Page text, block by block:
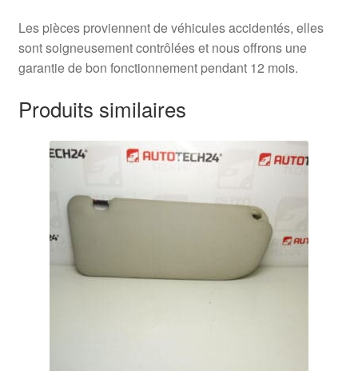
Les pièces proviennent de véhicules accidentés, elles
sont soigneusement contrôlées et nous offrons une
garantie de bon fonctionnement pendant 12 mois.
Produits similaires